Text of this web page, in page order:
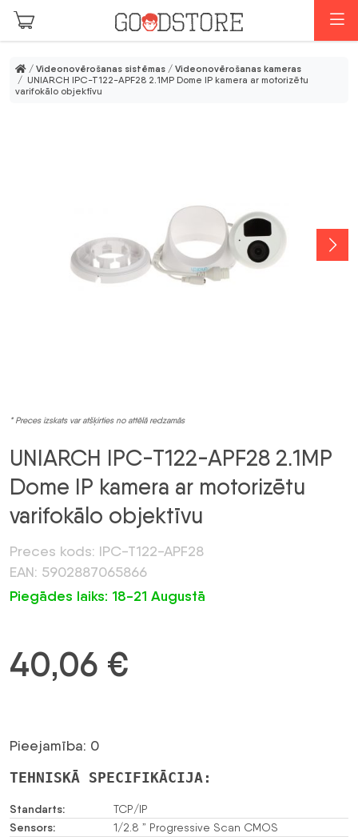
Skip to main content
/ Videonovērošanas sistēmas / Videonovērošanas kameras
/ UNIARCH IPC-T122-APF28 2.1MP Dome IP kamera ar motorizētu
varifokālo objektīvu
* Preces izskats var atšķirties no attēlā redzamās
UNIARCH IPC-T122-APF28 2.1MP
Dome IP kamera ar motorizētu
varifokālo objektīvu
Preces kods: IPC-T122-APF28
EAN: 5902887065866
Piegādes laiks: 18-21 Augustā
40,06 €
Pieejamība: 0
TEHNISKĀ SPECIFIKĀCIJA:
Standarts: TCP/IP
Sensors: 1/2.8 ” Progressive Scan CMOS